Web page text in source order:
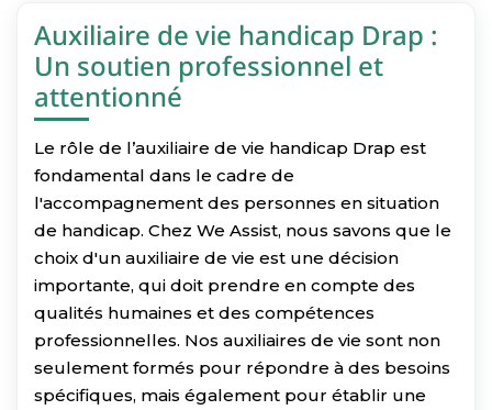
Auxiliaire de vie handicap Drap :
Un soutien professionnel et
attentionné
Le rôle de l’auxiliaire de vie handicap Drap est
fondamental dans le cadre de
l'accompagnement des personnes en situation
de handicap. Chez We Assist, nous savons que le
choix d'un auxiliaire de vie est une décision
importante, qui doit prendre en compte des
qualités humaines et des compétences
professionnelles. Nos auxiliaires de vie sont non
seulement formés pour répondre à des besoins
spécifiques, mais également pour établir une